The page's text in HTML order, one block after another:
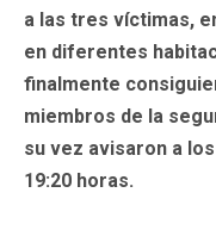
a las tres víctimas,
en diferentes
finalmente
miembros de la
su vez avisaron a
19:20 horas.